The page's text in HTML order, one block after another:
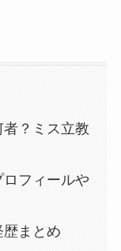
？ミス立教
フィールや
まとめ